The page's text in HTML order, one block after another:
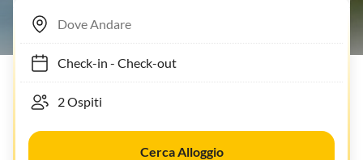
Check-in- Check-out
Cerca Alloggio